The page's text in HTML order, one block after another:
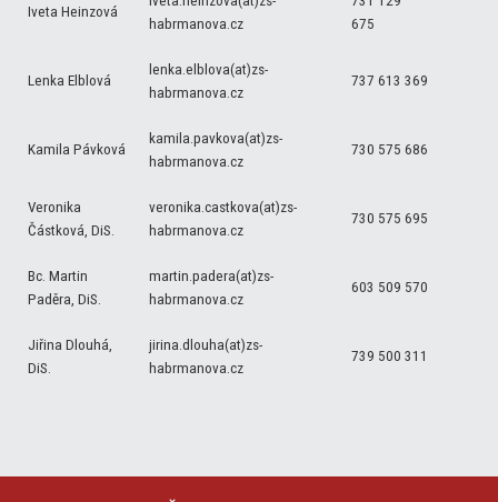
Iveta Heinzová
habrmanova.cz
675
Lenka Elblová
lenka.elblova(at)zs-
habrmanova.cz
737 613 369
Kamila Pávková
kamila.pavkova(at)zs-
habrmanova.cz
730 575 686
Veronika
Částková, DiS.
veronika.castkova(at)zs-
habrmanova.cz
730 575 695
Bc. Martin
Paděra, DiS.
martin.padera(at)zs-
habrmanova.cz
603 509 570
Jiřina Dlouhá,
DiS.
jirina.dlouha(at)zs-
habrmanova.cz
739 500 311